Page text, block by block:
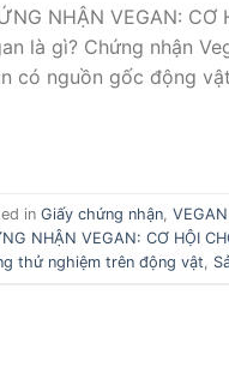
NHẬN VEGAN: CƠ
là gì? Chứng nhận
có nguồn gốc động
in Giấy chứng nhận VEGAN
NHẬN VEGAN: CƠ HỘI
thử nghiệm trên động vật